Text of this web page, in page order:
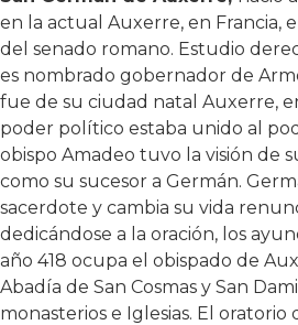
en la actual Auxerre, en Francia,
del senado romano. Estudio
es nombrado gobernador de
fue de su ciudad natal Auxerre,
poder político estaba unido al
obispo Amadeo tuvo la visión de
como su sucesor a Germán.
sacerdote y cambia su vida
dedicándose a la oración, los
año 418 ocupa el obispado de
Abadía de San Cosmas y San
monasterios e Iglesias. El oratorio